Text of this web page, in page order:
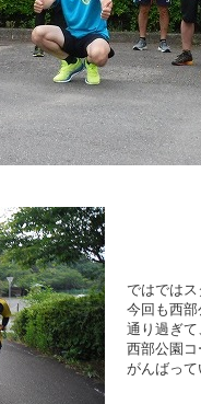
ではではス
今回も西
通り過ぎて
西部公園コ
がんばって